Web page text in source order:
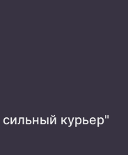
курьер"